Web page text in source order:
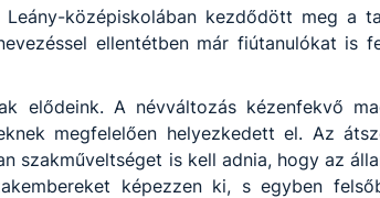
középiskolában kezdődött meg a
ellentétben már fiútanulókat is
elődeink. A névváltozás kézenfekvő
megfelelően helyezkedett el. Az
szakműveltséget is kell adnia, hogy az
képezzen ki, s egyben